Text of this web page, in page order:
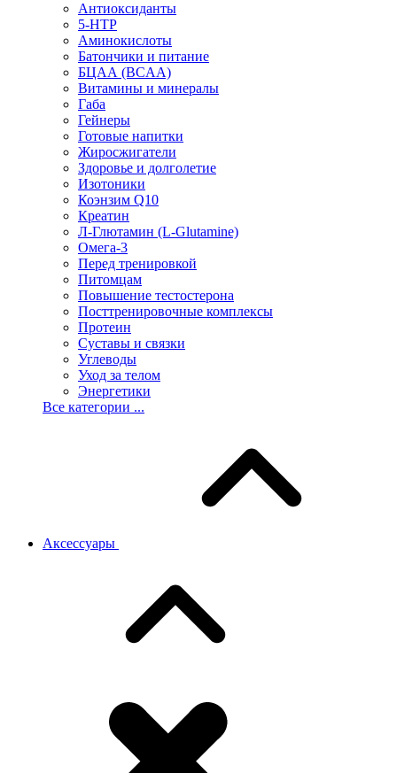
Антиоксиданты
5-HTP
Аминокислоты
Батончики и питание
БЦАА (BCAA)
Витамины и минералы
Габа
Гейнеры
Готовые напитки
Жиросжигатели
Здоровье и долголетие
Изотоники
Коэнзим Q10
Креатин
Л-Глютамин (L-Glutamine)
Омега-3
Перед тренировкой
Питомцам
Повышение тестостерона
Посттренировочные комплексы
Протеин
Суставы и связки
Углеводы
Уход за телом
Энергетики
Все категории ...
Аксессуары